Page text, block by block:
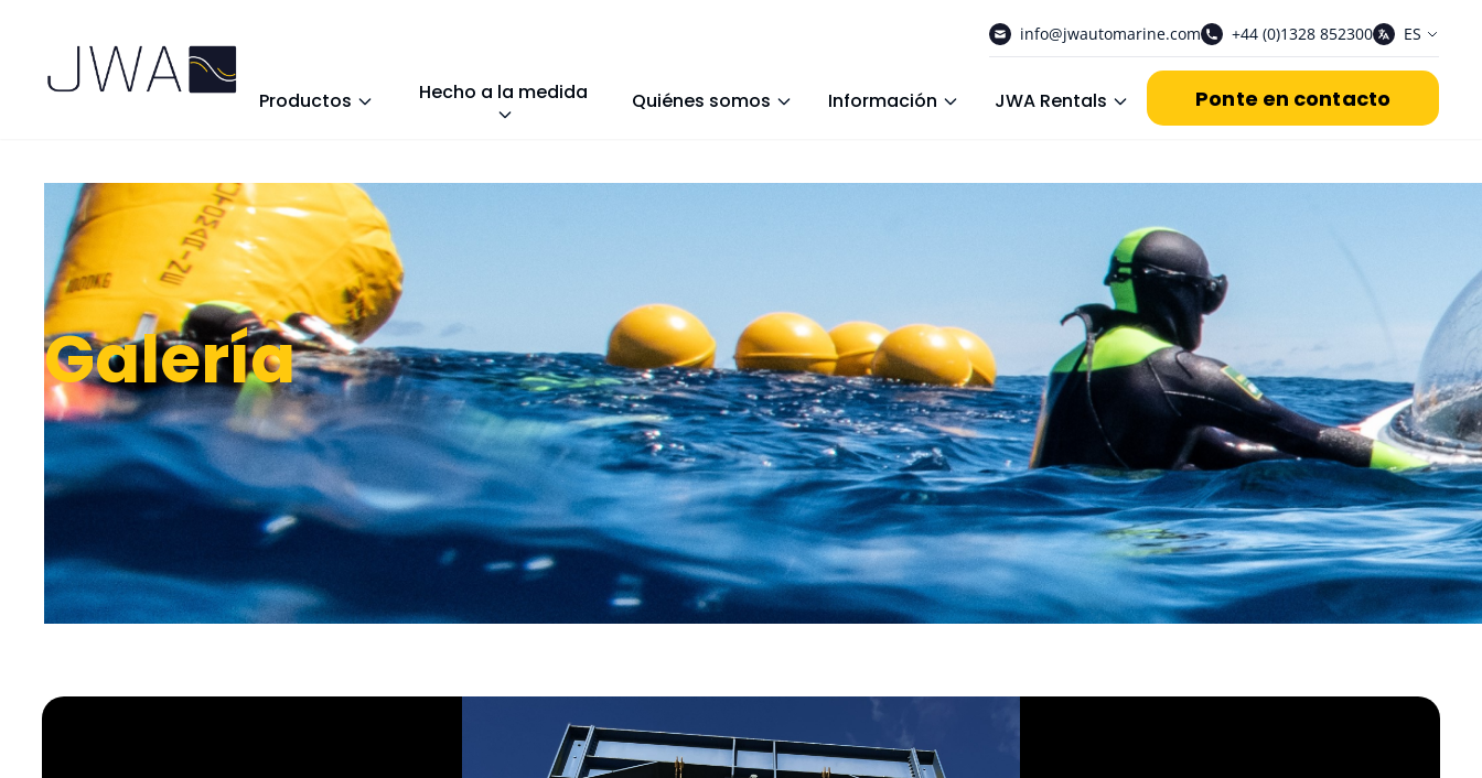
info@jwautomarine.com +44 (0)1328 852300 ES
Productos Hecho a la medida Quiénes somos Información JWA Rentals Ponte en contacto
Galería
Inicio /Galería